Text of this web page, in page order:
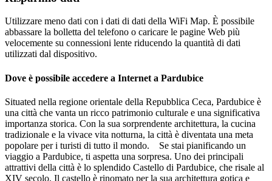
Utilizzare meno dati con i dati di dati della WiFi Map. È possibile
abbassare la bolletta del telefono o caricare le pagine Web più
velocemente su connessioni lente riducendo la quantità di dati
utilizzati dal dispositivo.
Dove è possibile accedere a Internet a Pardubice
Situated nella regione orientale della Repubblica Ceca, Pardubice è
una città che vanta un ricco patrimonio culturale e una significativa
importanza storica. Con la sua sorprendente architettura, la cucina
tradizionale e la vivace vita notturna, la città è diventata una meta
popolare per i turisti di tutto il mondo. Se stai pianificando un
viaggio a Pardubice, ti aspetta una sorpresa. Uno dei principali
attrattivi della città è lo splendido Castello di Pardubice, che risale al
XIV secolo. Il castello è rinomato per la sua architettura gotica e